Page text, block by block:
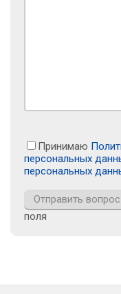
Принимаю
персональных
персональных
поля